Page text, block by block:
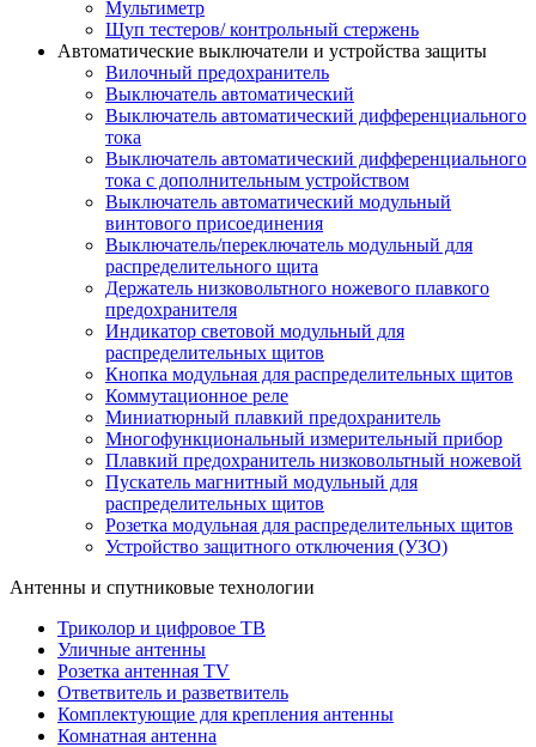
Мультиметр
Щуп тестеров/ контрольный стержень
Автоматические выключатели и устройства защиты
Вилочный предохранитель
Выключатель автоматический
Выключатель автоматический дифференциального
тока
Выключатель автоматический дифференциального
тока с дополнительным устройством
Выключатель автоматический модульный
винтового присоединения
Выключатель/переключатель модульный для
распределительного щита
Держатель низковольтного ножевого плавкого
предохранителя
Индикатор световой модульный для
распределительных щитов
Кнопка модульная для распределительных щитов
Коммутационное реле
Миниатюрный плавкий предохранитель
Многофункциональный измерительный прибор
Плавкий предохранитель низковольтный ножевой
Пускатель магнитный модульный для
распределительных щитов
Розетка модульная для распределительных щитов
Устройство защитного отключения (УЗО)
Антенны и спутниковые технологии
Триколор и цифровое ТВ
Уличные антенны
Розетка антенная TV
Ответвитель и разветвитель
Комплектующие для крепления антенны
Комнатная антенна